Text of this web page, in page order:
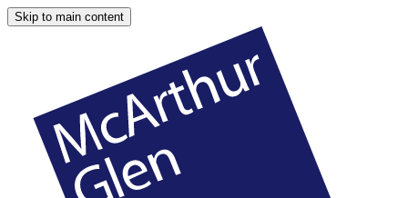
Skip to main content